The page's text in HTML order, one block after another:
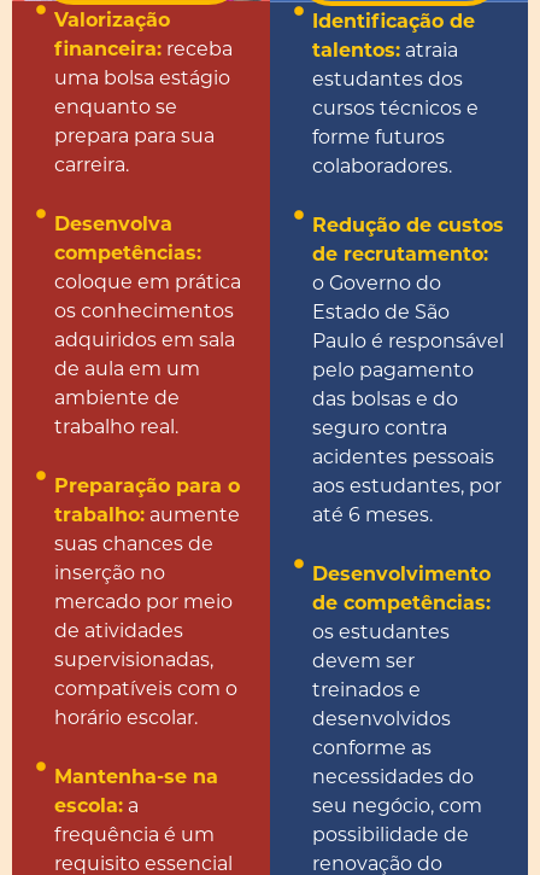
Valorização
financeira: receba
uma bolsa estágio
enquanto se
prepara para sua
carreira.
Desenvolva
competências:
coloque em prática
os conhecimentos
adquiridos em sala
de aula em um
ambiente de
trabalho real.
Preparação para o
trabalho: aumente
suas chances de
inserção no
mercado por meio
de atividades
supervisionadas,
compatíveis com o
horário escolar.
Mantenha-se na
escola: a
frequência é um
requisito essencial
Identificação de
talentos: atraia
estudantes dos
cursos técnicos e
forme futuros
colaboradores.
Redução de custos
de recrutamento:
o Governo do
Estado de São
Paulo é responsável
pelo pagamento
das bolsas e do
seguro contra
acidentes pessoais
aos estudantes, por
até 6 meses.
Desenvolvimento
de competências:
os estudantes
devem ser
treinados e
desenvolvidos
conforme as
necessidades do
seu negócio, com
possibilidade de
renovação do